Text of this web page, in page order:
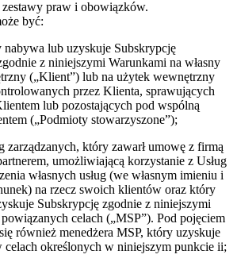
zestawy praw i obowiązków.
być:
lub uzyskuje Subskrypcję
z niniejszymi Warunkami na własny
(„Klient”) lub na użytek wewnętrzny
przez Klienta, sprawujących
lub pozostających pod wspólną
(„Podmioty stowarzyszone”);
zarządzanych, który zawarł umowę z firmą
umożliwiającą korzystanie z Usług
własnych usług (we własnym imieniu i
na rzecz swoich klientów oraz który
Subskrypcję zgodnie z niniejszymi
celach („MSP”). Pod pojęciem
również menedżera MSP, który uzyskuje
celach określonych w niniejszym punkcie ii;